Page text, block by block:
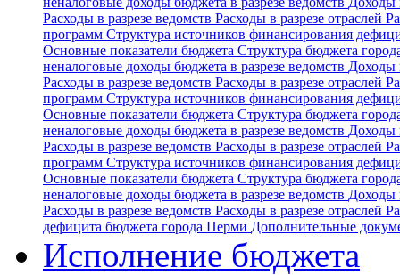
Расходы в разрезе ведомств Расходы в разрезе отраслей
программ Структура источников финансирования
Основные показатели бюджета Структура бюджета
неналоговые доходы бюджета в разрезе ведомств Доходы
Расходы в разрезе ведомств Расходы в разрезе отраслей
программ Структура источников финансирования
Основные показатели бюджета Структура бюджета
неналоговые доходы бюджета в разрезе ведомств Доходы
Расходы в разрезе ведомств Расходы в разрезе отраслей
программ Структура источников финансирования
Основные показатели бюджета Структура бюджета
неналоговые доходы бюджета в разрезе ведомств Доходы
Расходы в разрезе ведомств Расходы в разрезе отраслей
дефицита бюджета города Перми Дополнительные
Исполнение бюджета